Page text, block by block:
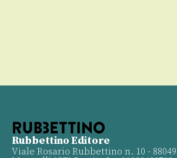
Rubbettino Editore
Viale Rosario Rubbettino n. 10 -